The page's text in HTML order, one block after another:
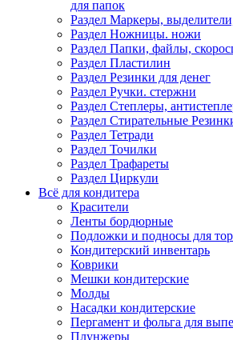
для папок
Раздел Маркеры,
Раздел Ножницы. ножи
Раздел Папки, файлы,
Раздел Пластилин
Раздел Резинки для денег
Раздел Ручки. стержни
Раздел Степлеры,
Раздел Стирательные
Раздел Тетради
Раздел Точилки
Раздел Трафареты
Раздел Циркули
Всё для кондитера
Красители
Ленты бордюрные
Подложки и подносы для
Кондитерский инвентарь
Коврики
Мешки кондитерские
Молды
Насадки кондитерские
Пергамент и фольга для
Плунжеры